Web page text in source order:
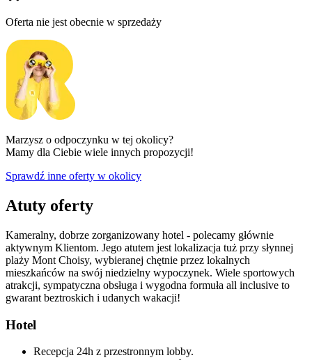
Oferta nie jest obecnie w sprzedaży
Marzysz o odpoczynku w tej okolicy?
Mamy dla Ciebie wiele innych propozycji!
Sprawdź inne oferty w okolicy
Atuty oferty
Kameralny, dobrze zorganizowany hotel - polecamy głównie
aktywnym Klientom. Jego atutem jest lokalizacja tuż przy słynnej
plaży Mont Choisy, wybieranej chętnie przez lokalnych
mieszkańców na swój niedzielny wypoczynek. Wiele sportowych
atrakcji, sympatyczna obsługa i wygodna formuła all inclusive to
gwarant beztroskich i udanych wakacji!
Hotel
Recepcja 24h z przestronnym lobby.